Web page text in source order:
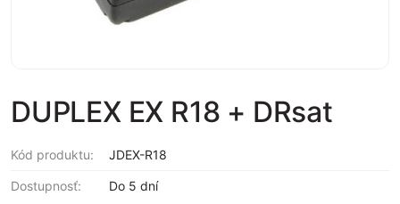
DUPLEX EX R18 + DRsat
Kód produktu: JDEX-R18
Dostupnosť: Do 5 dní